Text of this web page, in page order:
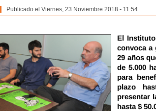
Publicado el Viernes, 23 Noviembre 2018 - 11:54
El
convoca a
29 años
de 5.000
para
plazo
presentar
hasta $